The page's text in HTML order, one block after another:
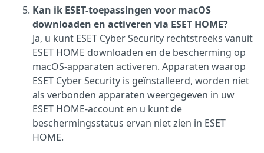
Kan ik ESET-toepassingen voor macOS
downloaden en activeren via ESET HOME?
Ja, u kunt ESET Cyber Security rechtstreeks vanuit
ESET HOME downloaden en de bescherming op
macOS-apparaten activeren. Apparaten waarop
ESET Cyber Security is geïnstalleerd, worden niet
als verbonden apparaten weergegeven in uw
ESET HOME-account en u kunt de
beschermingsstatus ervan niet zien in ESET
HOME.